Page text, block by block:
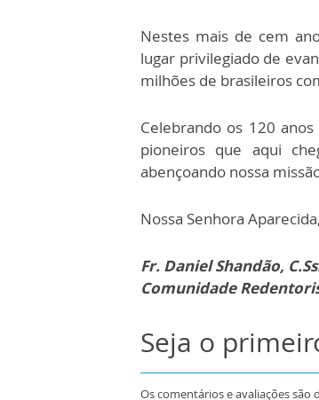
Nestes mais de cem
lugar privilegiado de
milhões de brasileiros
Celebrando os 120
pioneiros que aqui
abençoando nossa
Nossa Senhora
Fr. Daniel Shandão,
Comunidade
Seja o
Os comentários e avaliações